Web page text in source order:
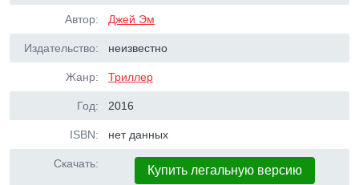
Автор: Джей Эм
Издательство: неизвестно
Жанр: Триллер
Год: 2016
ISBN: нет данных
Скачать: Купить легальную версию